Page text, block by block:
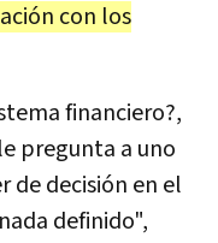
con los
financiero?,
pregunta a uno
de decisión en el
definido",